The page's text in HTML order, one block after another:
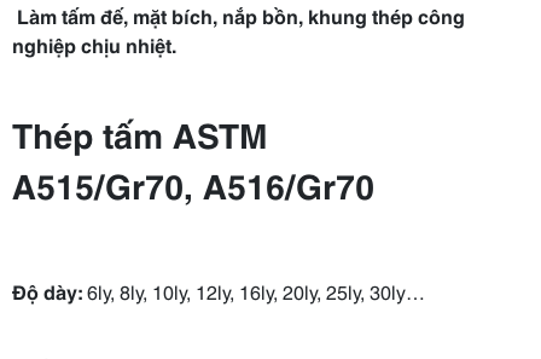
Làm tấm đế, mặt bích, nắp bồn, khung thép công
nghiệp chịu nhiệt.
Thép tấm ASTM
A515/Gr70, A516/Gr70
Độ dày:6ly, 8ly, 10ly, 12ly, 16ly, 20ly, 25ly, 30ly…